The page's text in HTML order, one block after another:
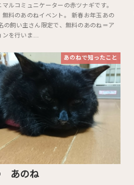
マルコミュニケーターの赤ツナギです。
料のあのねイベント。 新春お年玉あの
の飼い主さん限定で、無料のあのね＝ア
ンを行いま…
あのねで知ったこと
あのね